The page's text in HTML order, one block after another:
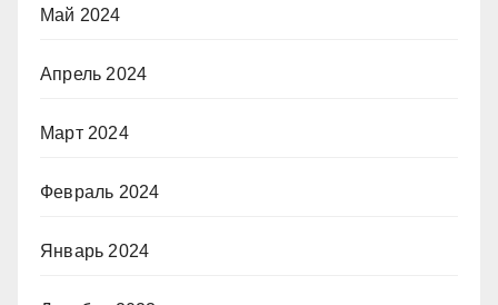
Май 2024
Апрель 2024
Март 2024
Февраль 2024
Январь 2024